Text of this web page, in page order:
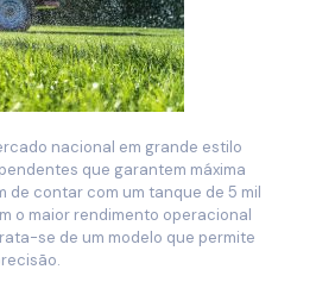
nacional em grande estilo
que garantem máxima
de contar com um tanque de 5 mil
o maior rendimento operacional
se de um modelo que permite